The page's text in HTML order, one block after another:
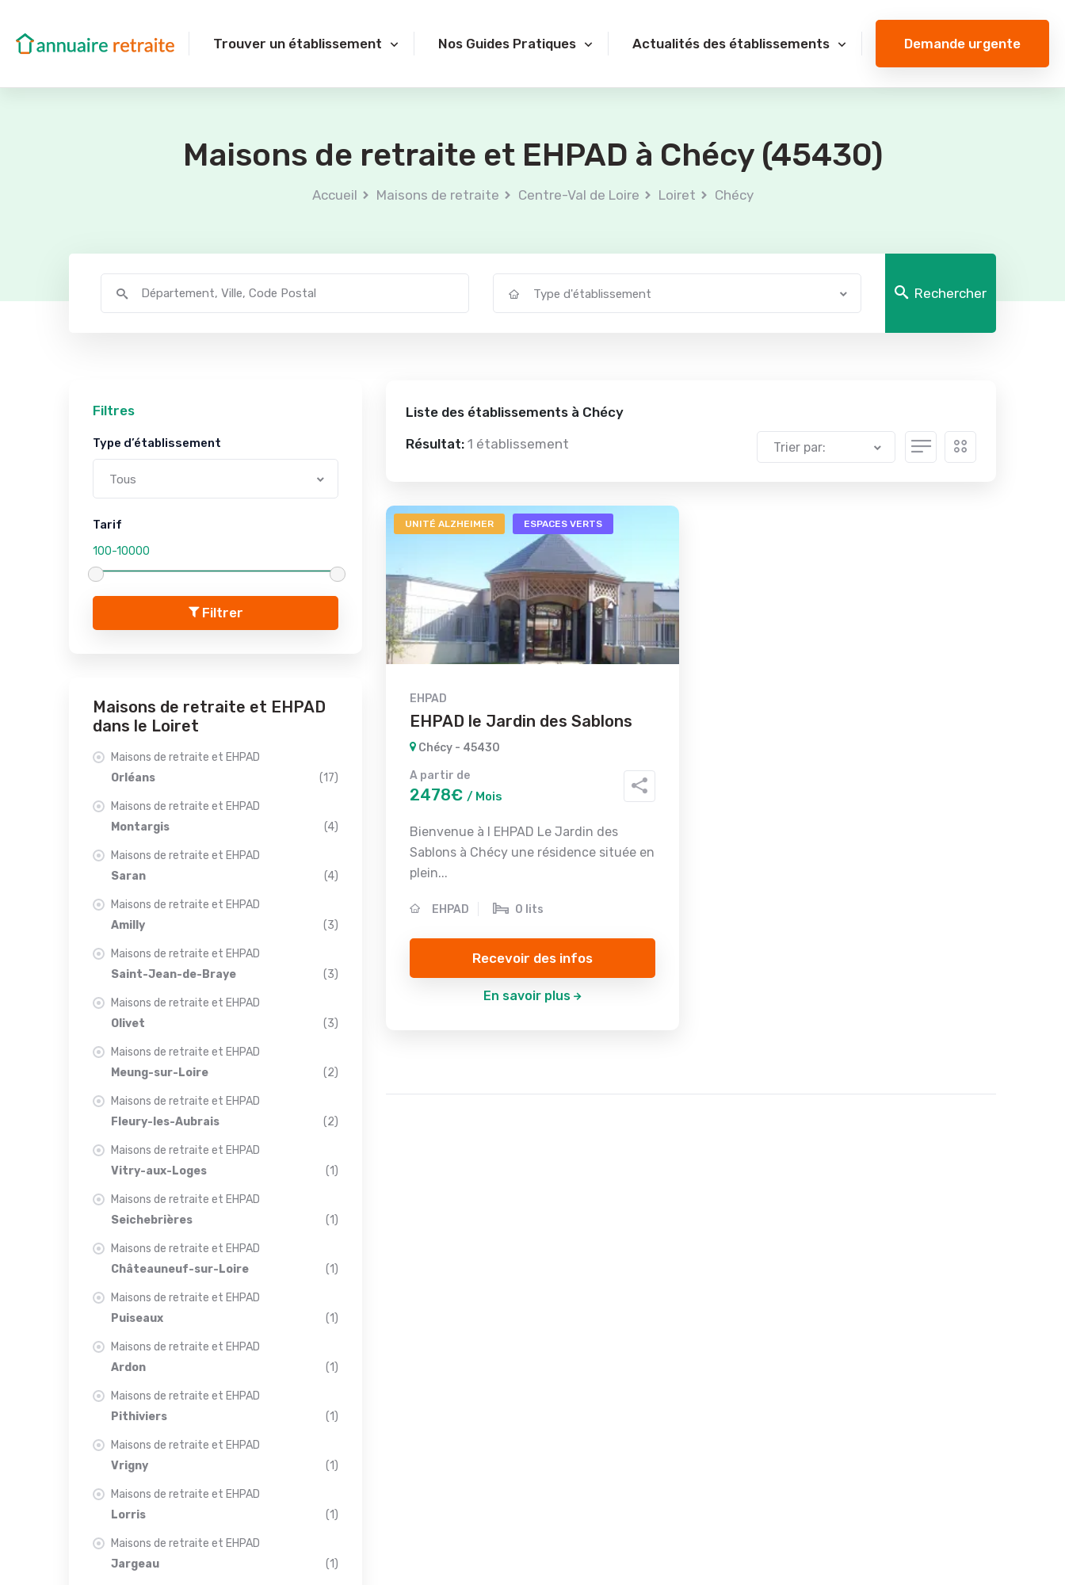
Trouver un établissement Nos Guides Pratiques Actualités des établissements Demande urgente
Maisons de retraite et EHPAD à Chécy (45430)
Accueil Maisons de retraite Centre-Val de Loire Loiret Chécy
Type d'établissement Rechercher
Liste des établissements à Chécy
Résultat: 1 établissement Trier par:
UNITÉ ALZHEIMER ESPACES VERTS
EHPAD
EHPAD le Jardin des Sablons
Chécy - 45430
A partir de
2478€ / Mois
Bienvenue à l EHPAD Le Jardin des
Sablons à Chécy une résidence située en
plein...
EHPAD 0 lits
Recevoir des infos
En savoir plus
Filtres
Type d’établissement
Tous
Tarif
Filtrer
Maisons de retraite et EHPAD
dans le Loiret
Maisons de retraite et EHPAD
Orléans
(17)
Maisons de retraite et EHPAD
Montargis
(4)
Maisons de retraite et EHPAD
Saran
(4)
Maisons de retraite et EHPAD
Amilly
(3)
Maisons de retraite et EHPAD
Saint-Jean-de-Braye
(3)
Maisons de retraite et EHPAD
Olivet
(3)
Maisons de retraite et EHPAD
Meung-sur-Loire
(2)
Maisons de retraite et EHPAD
Fleury-les-Aubrais
(2)
Maisons de retraite et EHPAD
Vitry-aux-Loges
(1)
Maisons de retraite et EHPAD
Seichebrières
(1)
Maisons de retraite et EHPAD
Châteauneuf-sur-Loire
(1)
Maisons de retraite et EHPAD
Puiseaux
(1)
Maisons de retraite et EHPAD
Ardon
(1)
Maisons de retraite et EHPAD
Pithiviers
(1)
Maisons de retraite et EHPAD
Vrigny
(1)
Maisons de retraite et EHPAD
Lorris
(1)
Maisons de retraite et EHPAD
Jargeau
(1)